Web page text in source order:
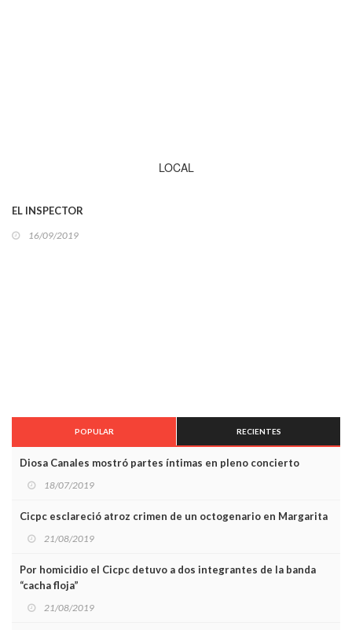
LOCAL
EL INSPECTOR
16/09/2019
POPULAR RECIENTES
Diosa Canales mostró partes íntimas en pleno concierto
18/07/2019
Cicpc esclareció atroz crimen de un octogenario en Margarita
21/08/2019
Por homicidio el Cicpc detuvo a dos integrantes de la banda
“cacha floja”
21/08/2019